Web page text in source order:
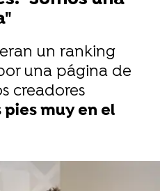
un ranking
una página de
creadores
muy en el